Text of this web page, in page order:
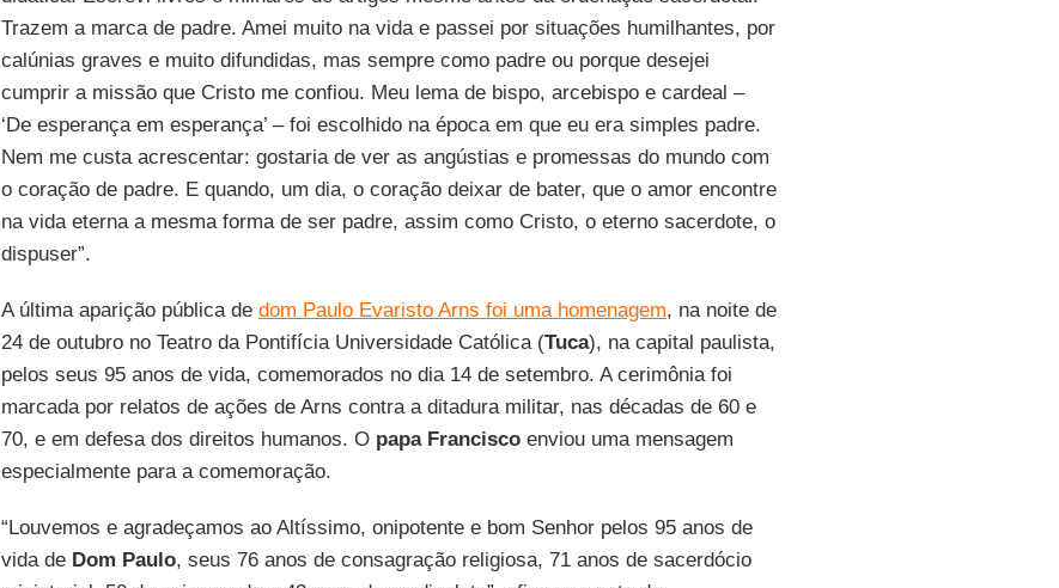
Trazem a marca de padre. Amei muito na vida e passei por situações humilhantes, por
calúnias graves e muito difundidas, mas sempre como padre ou porque desejei
cumprir a missão que Cristo me confiou. Meu lema de bispo, arcebispo e cardeal –
‘De esperança em esperança’ – foi escolhido na época em que eu era simples padre.
Nem me custa acrescentar: gostaria de ver as angústias e promessas do mundo com
o coração de padre. E quando, um dia, o coração deixar de bater, que o amor encontre
na vida eterna a mesma forma de ser padre, assim como Cristo, o eterno sacerdote, o
dispuser”.
A última aparição pública de dom Paulo Evaristo Arns foi uma homenagem, na noite de
24 de outubro no Teatro da Pontifícia Universidade Católica (Tuca), na capital paulista,
pelos seus 95 anos de vida, comemorados no dia 14 de setembro. A cerimônia foi
marcada por relatos de ações de Arns contra a ditadura militar, nas décadas de 60 e
70, e em defesa dos direitos humanos. O papa Franciscoenviou uma mensagem
especialmente para a comemoração.
“Louvemos e agradeçamos ao Altíssimo, onipotente e bom Senhor pelos 95 anos de
vida de Dom Paulo, seus 76 anos de consagração religiosa, 71 anos de sacerdócio